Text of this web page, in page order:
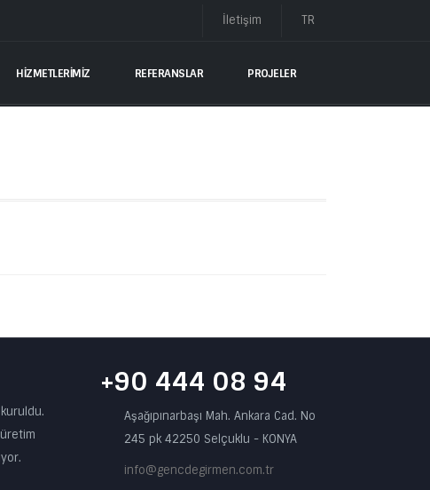
İletişim TR
HİZMETLERİMİZ REFERANSLAR PROJELER
+90 444 08 94
Aşağıpınarbaşı Mah. Ankara Cad. No
245 pk 42250 Selçuklu - KONYA
info@gencdegirmen.com.tr